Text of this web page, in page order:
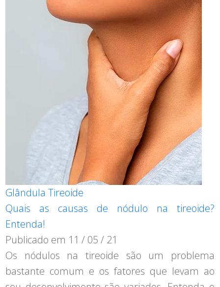
Glândula Tireoide
Quais as causas de nódulo na tireoide?
Entenda!
Publicado em 11 / 05 / 21
Os nódulos na tireoide são um problema
bastante comum e os fatores que levam ao